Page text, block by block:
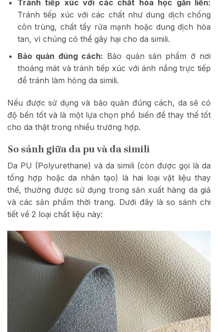
Tránh tiếp xúc với các chất hóa học gắn liền:
Tránh tiếp xúc với các chất như dung dịch chống
côn trùng, chất tẩy rửa mạnh hoặc dung dịch hòa
tan, vì chúng có thể gây hại cho da simili.
Bảo quản đúng cách: Bảo quản sản phẩm ở nơi
thoáng mát và tránh tiếp xúc với ánh nắng trực tiếp
để tránh làm hỏng da simili.
Nếu được sử dụng và bảo quản đúng cách, da sẽ có
độ bền tốt và là một lựa chọn phổ biến để thay thế tốt
cho da thật trong nhiều trường hợp.
So sánh giữa da pu và da simili
Da PU (Polyurethane) và da simili (còn được gọi là da
tổng hợp hoặc da nhân tạo) là hai loại vật liệu thay
thế, thường được sử dụng trong sản xuất hàng da giả
và các sản phẩm thời trang. Dưới đây là so sánh chi
tiết về 2 loại chất liệu này: